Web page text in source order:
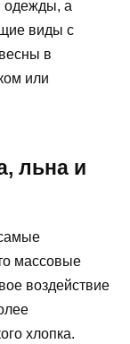
одежды, а
виды с
в
или
льна и
массовые
воздействие
хлопка.